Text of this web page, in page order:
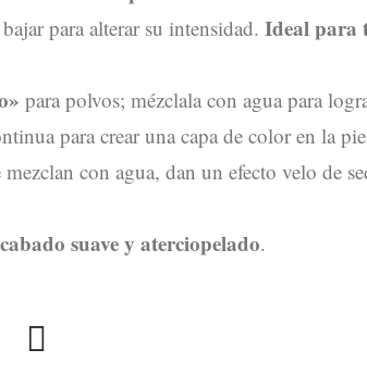
para alterar su intensidad. Ideal para
para polvos; mézclala con agua para
para crear una capa de color en la
con agua, dan un efecto velo de
suave y aterciopelado.